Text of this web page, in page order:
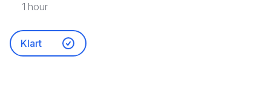
1 hour
Klart